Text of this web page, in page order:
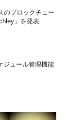
のブロックチェー
」を発表
ジュール管理機能